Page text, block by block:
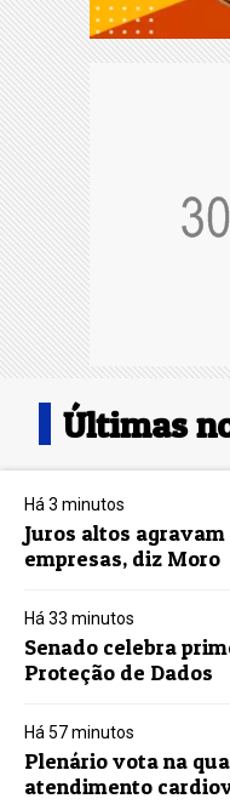
Últimas
Há 3 minutos
Juros altos
empresas, diz Moro
Há 33 minutos
Senado celebra
Proteção de Dados
Há 57 minutos
Plenário vota na
atendimento